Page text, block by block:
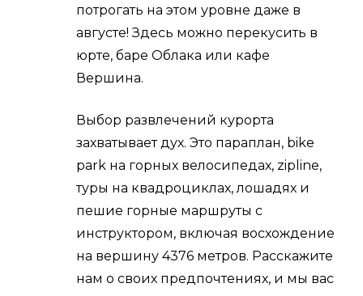
потрогать на этом уровне даже в
августе! Здесь можно перекусить в
юрте, баре Облака или кафе
Вершина.
Выбор развлечений курорта
захватывает дух. Это параплан, bike
park на горных велосипедах, zipline,
туры на квадроциклах, лошадях и
пешие горные маршруты с
инструктором, включая восхождение
на вершину 4376 метров. Расскажите
нам о своих предпочтениях, и мы вас